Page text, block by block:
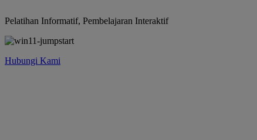
Pelatihan Informatif, Pembelajaran Interaktif
Hubungi Kami